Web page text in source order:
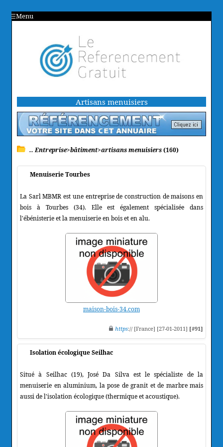
Menu
Artisans menuisiers
.. Entreprise>bâtiment>artisans menuisiers(160)
Menuiserie Tourbes
La Sarl MBMR est une entreprise de construction de maisons en
bois à Tourbes (34). Elle est également spécialisée dans
l'ébénisterie et la menuiserie en bois et en alu.
maison-bois-34.com
https:// [France] [27-01-2011] [#91]
Isolation écologique Seilhac
Situé à Seilhac (19), José Da Silva est le spécialiste de la
menuiserie en aluminium, la pose de granit et de marbre mais
aussi de l'isolation écologique (thermique et acoustique).